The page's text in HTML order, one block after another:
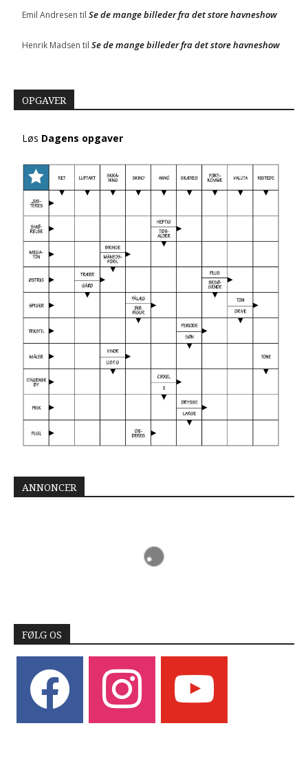
Emil Andresen til Se de mange billeder fra det store havneshow
Henrik Madsen til Se de mange billeder fra det store havneshow
OPGAVER
Løs Dagens opgaver
ANNONCER
FØLG OS
instagram